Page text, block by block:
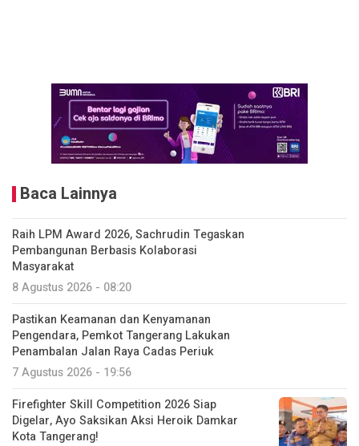
Baca Lainnya
Raih LPM Award 2026, Sachrudin Tegaskan
Pembangunan Berbasis Kolaborasi
Masyarakat
8 Agustus 2026 - 08:20
Pastikan Keamanan dan Kenyamanan
Pengendara, Pemkot Tangerang Lakukan
Penambalan Jalan Raya Cadas Periuk
7 Agustus 2026 - 19:56
Firefighter Skill Competition 2026 Siap
Digelar, Ayo Saksikan Aksi Heroik Damkar
Kota Tangerang!